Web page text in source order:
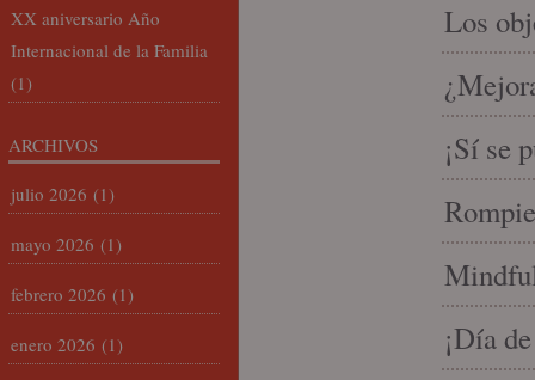
Los
¡Sí se
¡Día
XX aniversario Año
Internacional de la Familia
(1)
ARCHIVOS
julio 2026 (1)
mayo 2026 (1)
febrero 2026 (1)
enero 2026 (1)